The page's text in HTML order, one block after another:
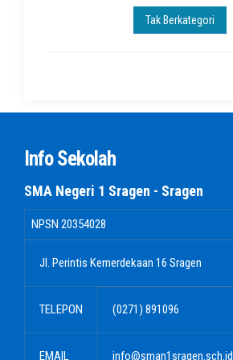
Tak Berkategori
Info Sekolah
SMA Negeri 1 Sragen - Sragen
NPSN 20354028
Jl. Perintis Kemerdekaan 16 Sragen
TELEPON (0271) 891096
EMAIL info@sman1sragen.sch.id